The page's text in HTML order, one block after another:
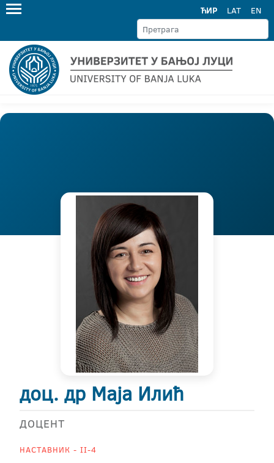
ЋИР LAT EN
доц. др Маја Илић
ДОЦЕНТ
НАСТАВНИК - II-4